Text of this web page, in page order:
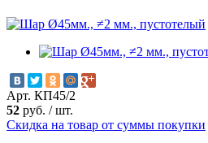
Арт. КП45/2
52 руб. /шт.
Скидка на товар от суммы покупки